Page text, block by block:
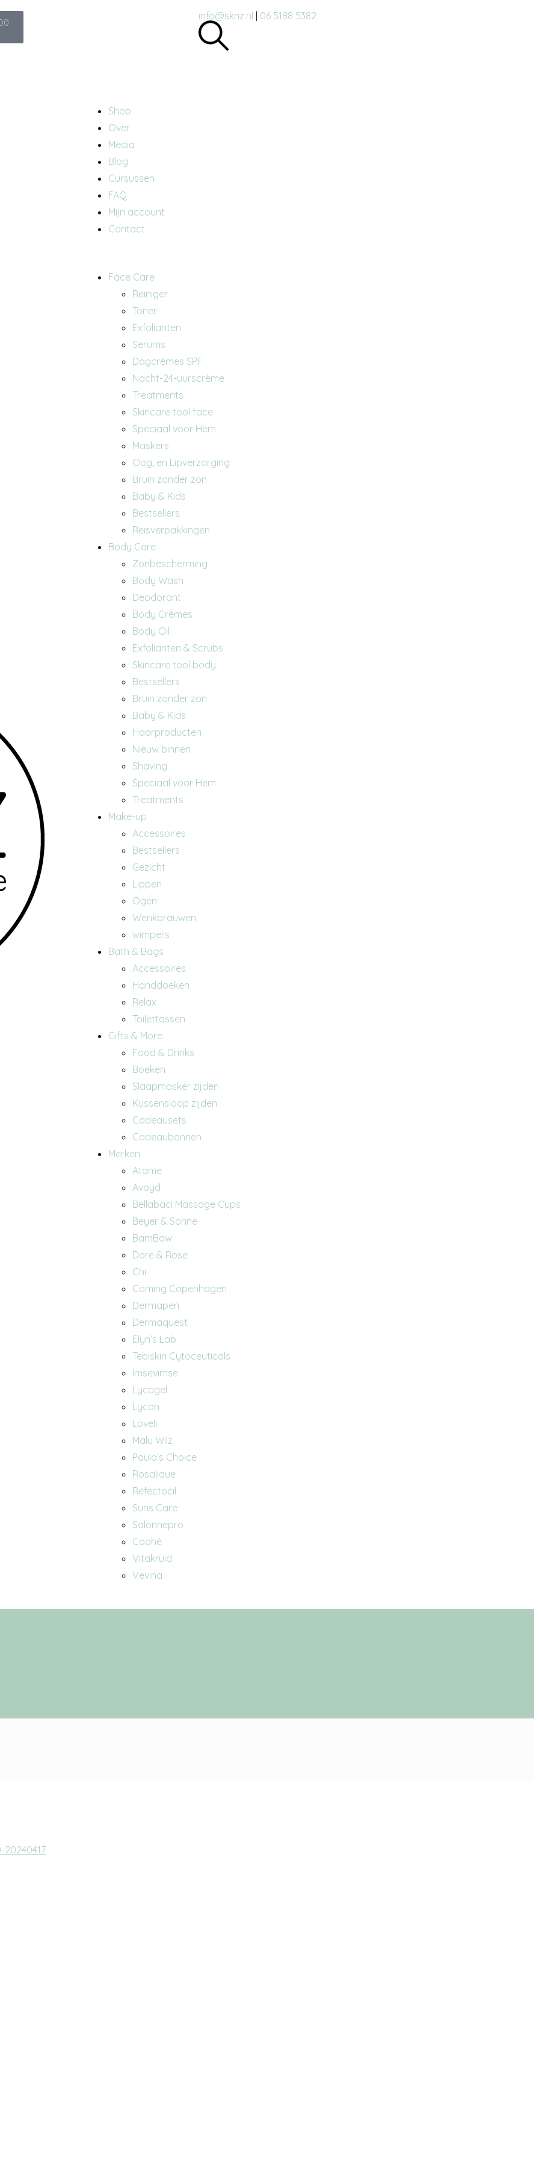
info@sknz.nl 06 5188 5382
Shop
Over
Media
Blog
Cursussen
FAQ
Mijn account
Contact
Face Care
Reiniger
Toner
Exfolianten
Serums
Dagcrèmes SPF
Nacht-24-uurscrème
Treatments
Skincare tool face
Speciaal voor Hem
Maskers
Oog, en Lipverzorging
Bruin zonder zon
Baby & Kids
Bestsellers
Reisverpakkingen
Body Care
Zonbescherming
Body Wash
Deodorant
Body Crèmes
Body Oil
Exfolianten & Scrubs
Skincare tool body
Bestsellers
Bruin zonder zon
Baby & Kids
Haarproducten
Nieuw binnen
Shaving
Speciaal voor Hem
Treatments
Make-up
Accessoires
Bestsellers
Gezicht
Lippen
Ogen
Wenkbrauwen
wimpers
Bath & Bags
Accessoires
Handdoeken
Relax
Toilettassen
Gifts & More
Food & Drinks
Boeken
Slaapmasker zijden
Kussensloop zijden
Cadeausets
Cadeaubonnen
Merken
Atame
Avoyd
Bellabaci Massage Cups
Beyer & Söhne
BamBaw
Dore & Rose
Chi
Coming Copenhagen
Dermapen
Dermaquest
Elyn’s Lab
Tebiskin Cytoceuticals
Imsevimse
Lycogel
Lycon
Loveli
Malu Wilz
Paula’s Choice
Rosalique
Refectocil
Suns Care
Salonnepro
Coohé
Vitakruid
Vevina